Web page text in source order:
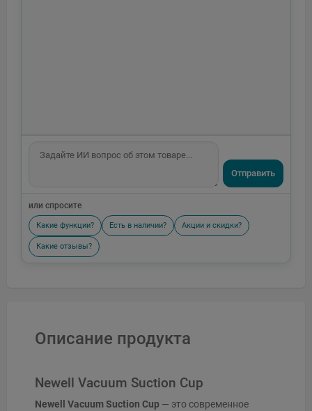
Отправить
или спросите
Какие функции? Есть в наличии? Акции и скидки?
Какие отзывы?
Описание продукта
Newell Vacuum Suction Cup
Newell Vacuum Suction Cup — это современное